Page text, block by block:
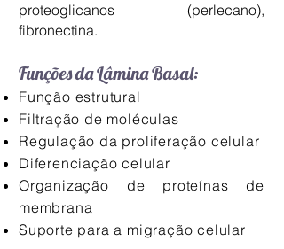
proteoglicanos (perlecano),
fibronectina.
Funções da Lâmina Basal:
Função estrutural
Filtração de moléculas
Regulação da proliferação celular
Diferenciação celular
Organização de proteínas de
membrana
Suporte para a migração celular